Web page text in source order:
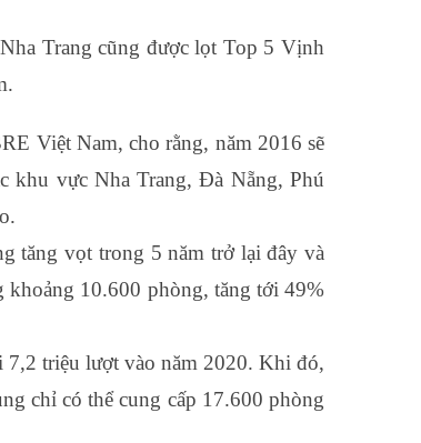
Trang cũng được lọt Top 5 Vịnh
Việt Nam, cho rằng, năm 2016 sẽ
khu vực Nha Trang, Đà Nẵng, Phú
tăng vọt trong 5 năm trở lại đây và
khoảng 10.600 phòng, tăng tới 49%
7,2 triệu lượt vào năm 2020. Khi đó,
chỉ có thể cung cấp 17.600 phòng